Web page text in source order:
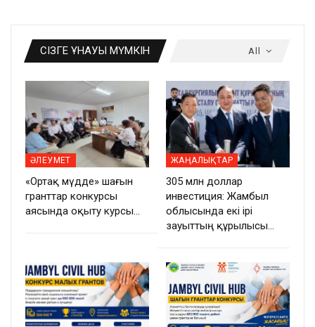
All
СІЗГЕ ҰНАУЫ МҮМКІН
ӘЛЕУМЕТ
«Ортақ мүдде» шағын
гранттар конкурсы
аясында оқыту курсы…
ЖАҢАЛЫҚТАР
305 млн доллар
инвестиция: Жамбыл
облысында екі ірі
зауыттың құрылысы…